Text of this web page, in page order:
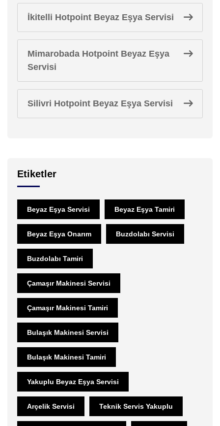
İkitelli Hotpoint Beyaz Eşya Servisi
Mimarobada Hotpoint Beyaz Eşya
Servisi
Silivri Hotpoint Beyaz Eşya Servisi
Etiketler
Beyaz Eşya Servisi Beyaz Eşya Tamiri
Beyaz Eşya Onarım Buzdolabı Servisi
Buzdolabı Tamiri
Çamaşır Makinesi Servisi
Çamaşır Makinesi Tamiri
Bulaşık Makinesi Servisi
Bulaşık Makinesi Tamiri
Yakuplu Beyaz Eşya Servisi
Arçelik Servisi Teknik Servis Yakuplu